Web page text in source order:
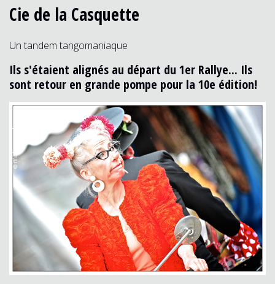
Cie de la Casquette
Un tandem tangomaniaque
Ils s'étaient alignés au départ du 1er Rallye... Ils
sont retour en grande pompe pour la 10e édition!